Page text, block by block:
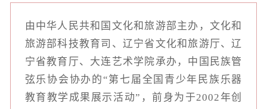
由中华人民共和国文化和旅游部主办，文化和
旅游部科技教育司、辽宁省文化和旅游厅、辽
宁省教育厅、大连艺术学院承办，中国民族管
弦乐协会协办的“第七届全国青少年民族乐器
教育教学成果展示活动”，前身为于2002年创